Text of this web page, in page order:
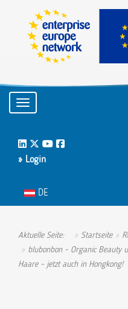
Toggle navigation
LinkedIn
Twitter
Youtube
Facebook
» Login
Sprache auswählen
DE
Aktuelle Seite: Startseite
blubonbon - Organic Beauty
Haare – jetzt auch in Hongkong!